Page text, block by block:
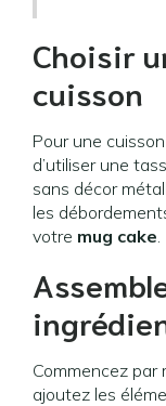
Choisir
cuisson
Pour une
d’utiliser une
sans décor
les
votre mug cake.
Commencez par
ajoutez les